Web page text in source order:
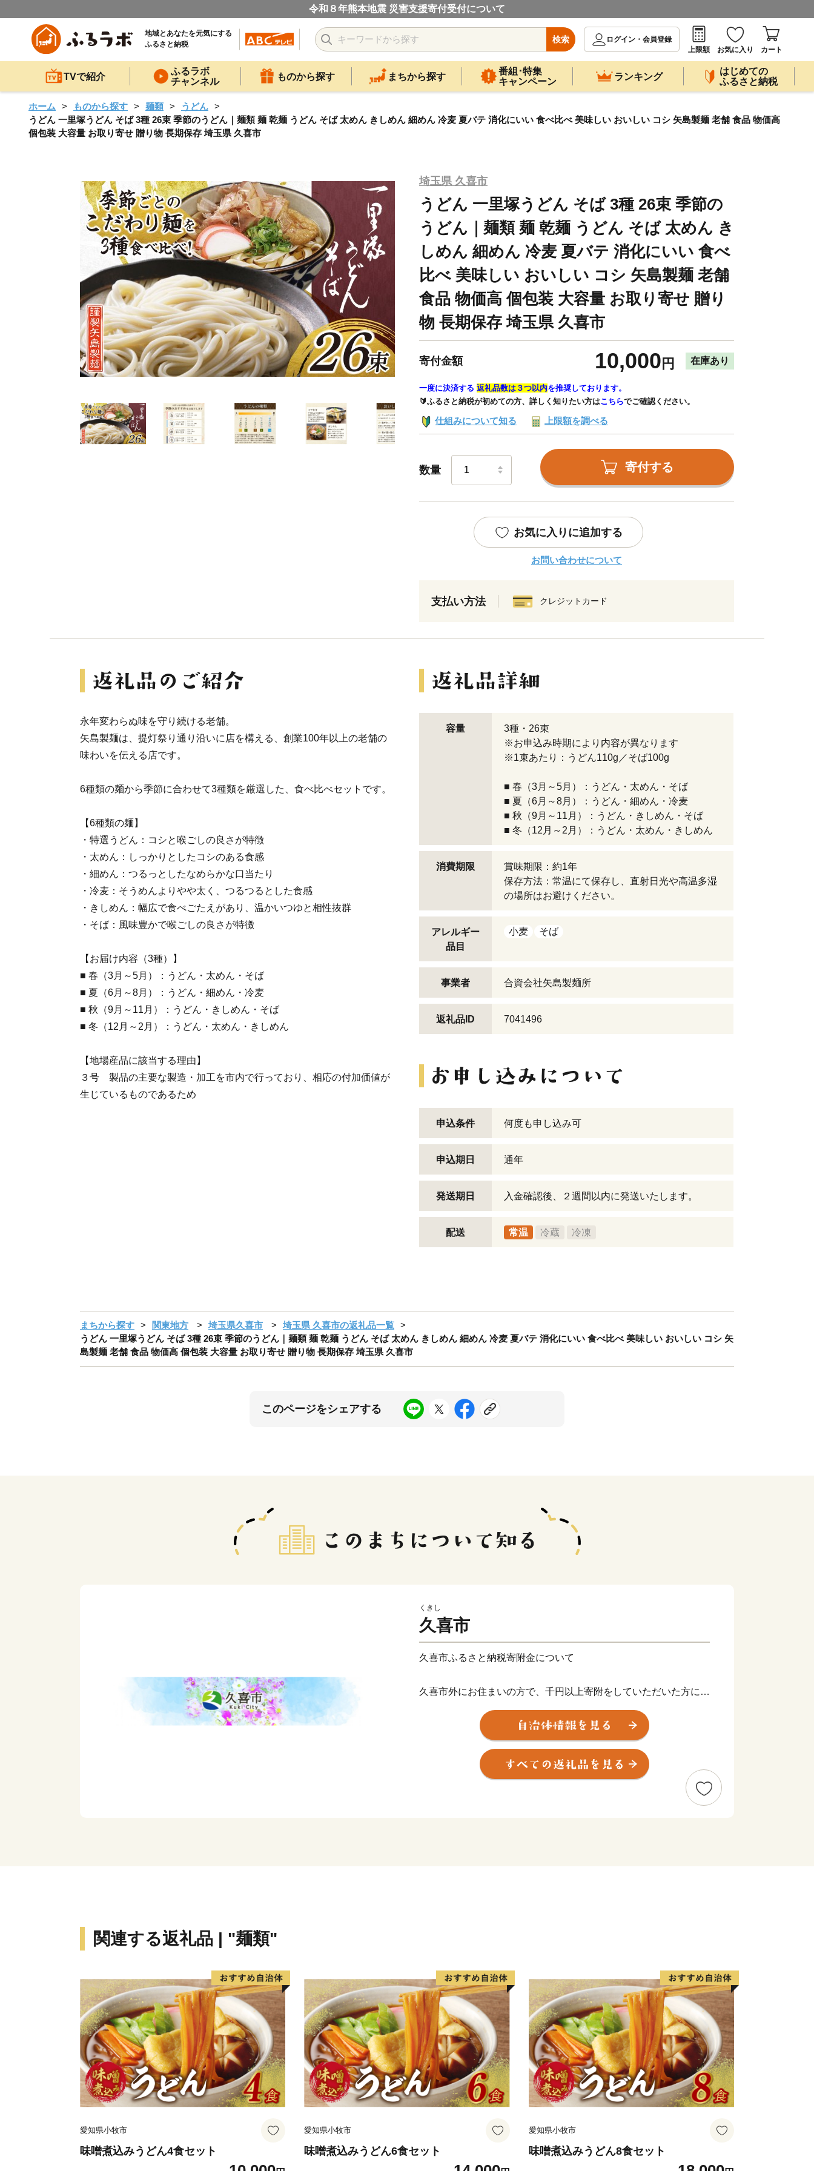
令和８年熊本地震 災害支援寄付受付について
地域とあなたを元気にする
ふるさと納税
検索
ログイン・会員登録
上限額
お気に入り カート
TVで紹介
ふるラボ
チャンネル
ものから探す まちから探す
番組･特集
キャンペーン
ランキング
はじめての
ふるさと納税
ホーム ものから探す 麺類
うどん
うどん 一里塚うどん そば 3種 26束 季節のうどん｜麺類 麺 乾麺 うどん そば 太めん きしめん 細めん 冷麦 夏バテ 消化にいい 食べ比べ 美味しい おいしい コシ 矢島製麺 老舗 食品 物価高
個包装 大容量 お取り寄せ 贈り物 長期保存 埼玉県 久喜市
埼玉県 久喜市
うどん 一里塚うどん そば 3種 26束 季節の
うどん｜麺類 麺 乾麺 うどん そば 太めん き
しめん 細めん 冷麦 夏バテ 消化にいい 食べ
比べ 美味しい おいしい コシ 矢島製麺 老舗
食品 物価高 個包装 大容量 お取り寄せ 贈り
物 長期保存 埼玉県 久喜市
寄付金額 10,000 円 在庫あり
一度に決済する 返礼品数は３つ以内を推奨しております。
🔰ふるさと納税が初めての方、詳しく知りたい方はこちらでご確認ください。
仕組みについて知る 上限額を調べる
数量 寄付する
お気に入りに追加する
お問い合わせについて
支払い方法 クレジットカード
永年変わらぬ味を守り続ける老舗。
矢島製麺は、提灯祭り通り沿いに店を構える、創業100年以上の老舗の
味わいを伝える店です。
6種類の麺から季節に合わせて3種類を厳選した、食べ比べセットです。
【6種類の麺】
・特選うどん：コシと喉ごしの良さが特徴
・太めん：しっかりとしたコシのある食感
・細めん：つるっとしたなめらかな口当たり
・冷麦：そうめんよりやや太く、つるつるとした食感
・きしめん：幅広で食べごたえがあり、温かいつゆと相性抜群
・そば：風味豊かで喉ごしの良さが特徴
【お届け内容（3種）】
■ 春（3月～5月）：うどん・太めん・そば
■ 夏（6月～8月）：うどん・細めん・冷麦
■ 秋（9月～11月）：うどん・きしめん・そば
■ 冬（12月～2月）：うどん・太めん・きしめん
【地場産品に該当する理由】
３号 製品の主要な製造・加工を市内で行っており、相応の付加価値が
生じているものであるため
容量
3種・26束
※お申込み時期により内容が異なります
※1束あたり：うどん110g／そば100g
■ 春（3月～5月）：うどん・太めん・そば
■ 夏（6月～8月）：うどん・細めん・冷麦
■ 秋（9月～11月）：うどん・きしめん・そば
■ 冬（12月～2月）：うどん・太めん・きしめん
消費期限
賞味期限：約1年
保存方法：常温にて保存し、直射日光や高温多湿
の場所はお避けください。
アレルギー
品目
小麦 そば
事業者 合資会社矢島製麺所
返礼品ID 7041496
申込条件 何度も申し込み可
申込期日 通年
発送期日 入金確認後、２週間以内に発送いたします。
配送 常温 冷蔵 冷凍
まちから探す 関東地方 埼玉県久喜市
埼玉県 久喜市の返礼品一覧
うどん 一里塚うどん そば 3種 26束 季節のうどん｜麺類 麺 乾麺 うどん そば 太めん きしめん 細めん 冷麦 夏バテ 消化にいい 食べ比べ 美味しい おいしい コシ 矢
島製麺 老舗 食品 物価高 個包装 大容量 お取り寄せ 贈り物 長期保存 埼玉県 久喜市
このページをシェアする
くきし
久喜市
久喜市ふるさと納税寄附金について
久喜市外にお住まいの方で、千円以上寄附をしていただいた方に
は、感謝の思いを込めてお礼の品をお送りします。
※お礼の品のお届けには1～2ヶ月程度かかることがあります。
・久喜市では、年度内に何回寄附いただいても、お礼の品を贈呈し
関連する返礼品 | "麺類"
愛知県小牧市
味噌煮込みうどん4食セット
愛知県小牧市
味噌煮込みうどん6食セット
愛知県小牧市
味噌煮込みうどん8食セット